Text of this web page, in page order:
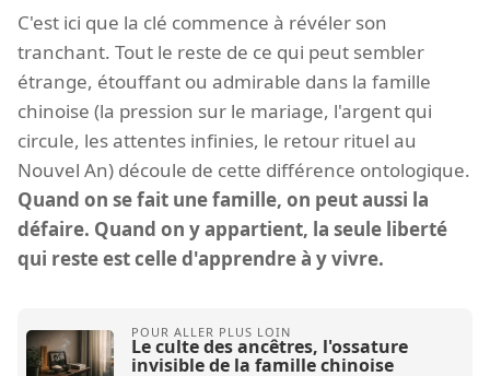
C'est ici que la clé commence à révéler son
tranchant. Tout le reste de ce qui peut sembler
étrange, étouffant ou admirable dans la famille
chinoise (la pression sur le mariage, l'argent qui
circule, les attentes infinies, le retour rituel au
Nouvel An) découle de cette différence ontologique.
Quand on se fait une famille, on peut aussi la
défaire. Quand on y appartient, la seule liberté
qui reste est celle d'apprendre à y vivre.
Le culte des ancêtres, l'ossature
invisible de la famille chinoise